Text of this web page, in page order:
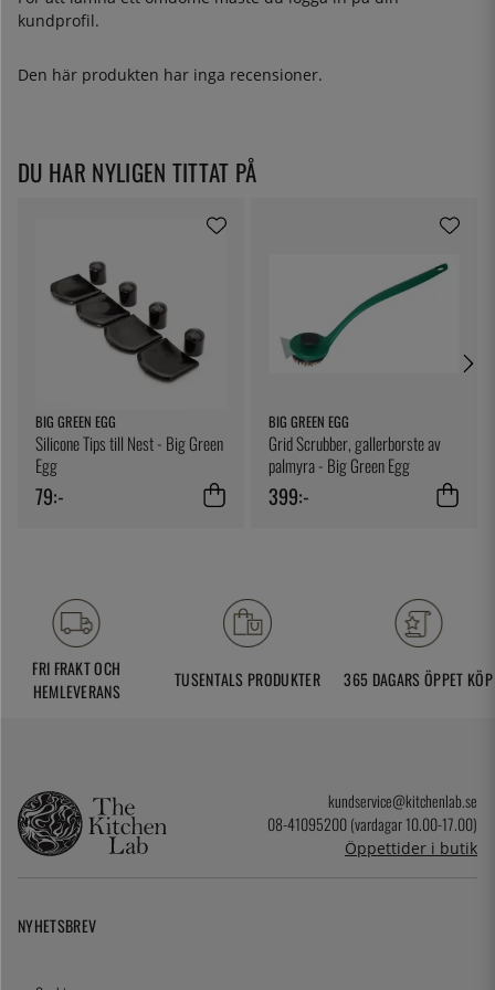
kundprofil.
Den här produkten har inga recensioner.
DU HAR NYLIGEN TITTAT PÅ
BIG GREEN EGG
Silicone Tips till Nest - Big Green
Egg
79:-
BIG GREEN EGG
Grid Scrubber, gallerborste av
palmyra - Big Green Egg
399:-
FRI FRAKT OCH
HEMLEVERANS
TUSENTALS PRODUKTER 365 DAGARS ÖPPET KÖP
kundservice@kitchenlab.se
08-41095200 (vardagar 10.00-17.00)
Öppettider i butik
NYHETSBREV